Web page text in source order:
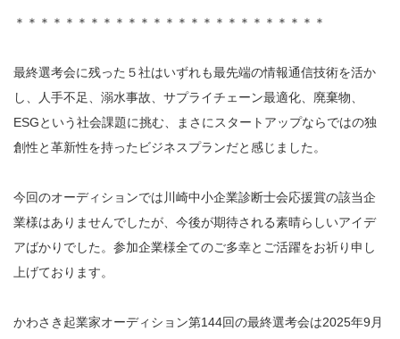
＊＊＊＊＊＊＊＊＊＊＊＊＊＊＊＊＊＊＊＊＊＊＊＊＊
最終選考会に残った５社はいずれも最先端の情報通信技術を活か
し、人手不足、溺水事故、サプライチェーン最適化、廃棄物、
ESGという社会課題に挑む、まさにスタートアップならではの独
創性と革新性を持ったビジネスプランだと感じました。
今回のオーディションでは川崎中小企業診断士会応援賞の該当企
業様はありませんでしたが、今後が期待される素晴らしいアイデ
アばかりでした。参加企業様全てのご多幸とご活躍をお祈り申し
上げております。
かわさき起業家オーディション第144回の最終選考会は2025年9月